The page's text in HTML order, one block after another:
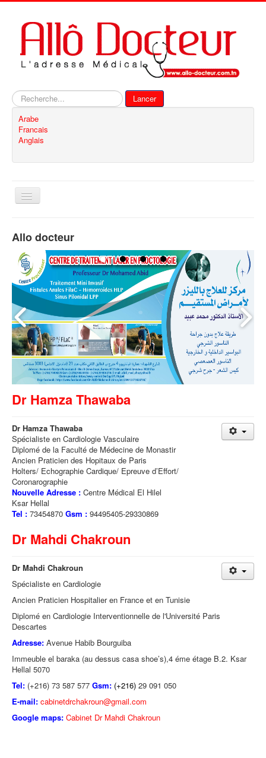
Rechercher
Lancer
Arabe
Francais
Anglais
Basculer
Contact
Allo docteur
Dr Hamza Thawaba
Dr Hamza Thawaba
Spécialiste en Cardiologie Vasculaire
Diplomé de la Faculté de Médecine de Monastir
Ancien Praticien des Hopitaux de Paris
Holters/ Echographie Cardique/ Epreuve d’Effort/
Coronarographie
Nouvelle Adresse : Centre Médical El Hilel
Ksar Hellal
Tel : 73454870 Gsm : 94495405-29330869
Dr Mahdi Chakroun
Dr Mahdi Chakroun
Spécialiste en Cardiologie
Ancien Praticien Hospitalier en France et en Tunisie
Diplomé en Cardiologie Interventionnelle de l'Université Paris
Descartes
Adresse: Avenue Habib Bourguiba
Immeuble el baraka (au dessus casa shoe’s),4 éme étage B.2. Ksar
Hellal 5070
Tel: (+216) 73 587 577 Gsm: (+216) 29 091 050
E-mail: cabinetdrchakroun@gmail.com
Google maps: Cabinet Dr Mahdi Chakroun